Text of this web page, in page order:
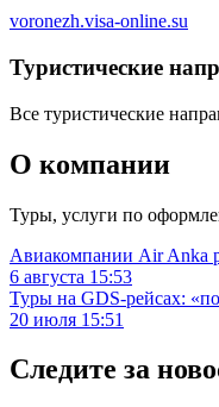
voronezh.visa-online.su
Туристическиe
Все туристические
О компании
Туры, услуги по
Авиакомпании Air Anka
6 августа 15:53
Туры на GDS-рейсах:
20 июля 15:51
Следите за